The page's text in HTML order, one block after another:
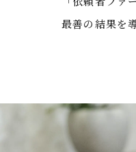
最善の結果を